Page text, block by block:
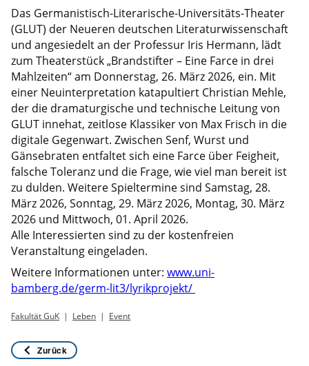
Das Germanistisch-Literarische-Universitäts-Theater
(GLUT) der Neueren deutschen Literaturwissenschaft
und angesiedelt an der Professur Iris Hermann, lädt
zum Theaterstück „Brandstifter – Eine Farce in drei
Mahlzeiten“ am Donnerstag, 26. März 2026, ein. Mit
einer Neuinterpretation katapultiert Christian Mehle,
der die dramaturgische und technische Leitung von
GLUT innehat, zeitlose Klassiker von Max Frisch in die
digitale Gegenwart. Zwischen Senf, Wurst und
Gänsebraten entfaltet sich eine Farce über Feigheit,
falsche Toleranz und die Frage, wie viel man bereit ist
zu dulden. Weitere Spieltermine sind Samstag, 28.
März 2026, Sonntag, 29. März 2026, Montag, 30. März
2026 und Mittwoch, 01. April 2026.
Alle Interessierten sind zu der kostenfreien
Veranstaltung eingeladen.
Weitere Informationen unter: www.uni-
bamberg.de/germ-lit3/lyrikprojekt/
Fakultät GuK Leben Event
Zurück